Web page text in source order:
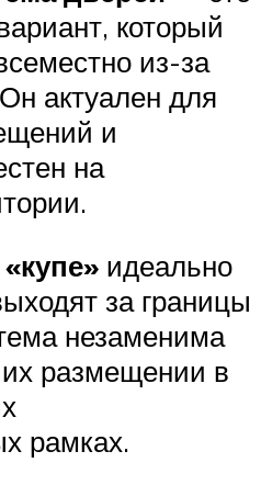
который
из-за
актуален для
и
на
идеально
за границы
незаменима
размещении в
рамках.